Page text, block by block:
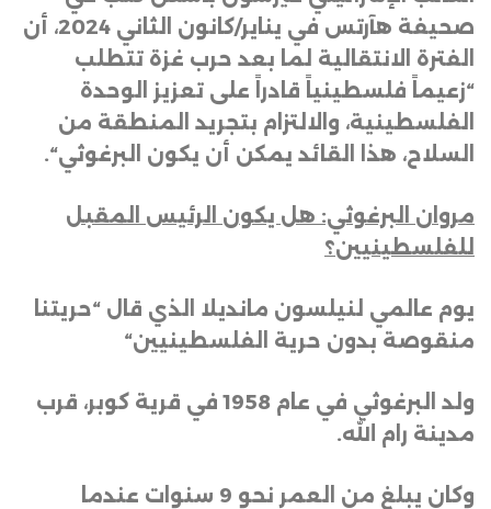
صحيفة هآرتس في يناير/كانون الثاني 2024، أن
الفترة الانتقالية لما بعد حرب غزة تتطلب
“زعيماً فلسطينياً قادراً على تعزيز الوحدة
الفلسطينية، والالتزام بتجريد المنطقة من
السلاح، هذا القائد يمكن أن يكون البرغوثي“.
مروان البرغوثي: هل يكون الرئيس المقبل
للفلسطينيين؟
يوم عالمي لنيلسون مانديلا الذي قال “حريتنا
منقوصة بدون حرية الفلسطينيين“
ولد البرغوثي في
عام 1958 في قرية كوبر، قرب
مدينة رام الله.
وكان يبلغ من العمر نحو 9 سنوات عندما